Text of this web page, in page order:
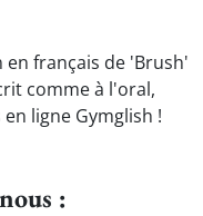
français de 'Brush'
comme à l'oral,
ligne Gymglish !
: